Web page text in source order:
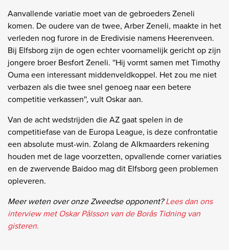
Aanvallende variatie moet van de gebroeders Zeneli
komen. De oudere van de twee, Arber Zeneli, maakte in het
verleden nog furore in de Eredivisie namens Heerenveen.
Bij Elfsborg zijn de ogen echter voornamelijk gericht op zijn
jongere broer Besfort Zeneli. ''Hij vormt samen met Timothy
Ouma een interessant middenveldkoppel. Het zou me niet
verbazen als die twee snel genoeg naar een betere
competitie verkassen'', vult Oskar aan.
Van de acht wedstrijden die AZ gaat spelen in de
competitiefase van de Europa League, is deze confrontatie
een absolute must-win. Zolang de Alkmaarders rekening
houden met de lage voorzetten, opvallende corner variaties
en de zwervende Baidoo mag dit Elfsborg geen problemen
opleveren.
Meer weten over onze Zweedse opponent?Lees dan ons
interview met Oskar Pålsson van de Borås Tidning van
gisteren.